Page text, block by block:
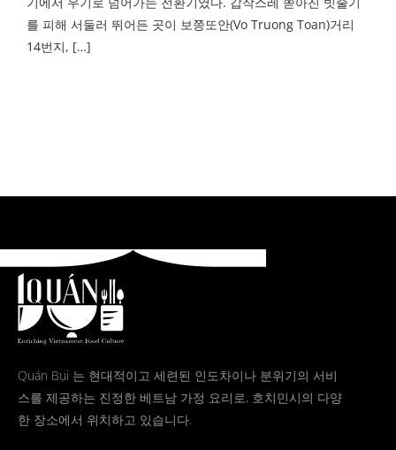
를 피해 서둘러 뛰어든 곳이 보쯩또안(Vo Truong Toan)거리
14번지, […]
Quán Bụi 는 현대적이고 세련된 인도차이나 분위기의 서비
스를 제공하는 진정한 베트남 가정 요리로, 호치민시의 다양
한 장소에서 위치하고 있습니다.